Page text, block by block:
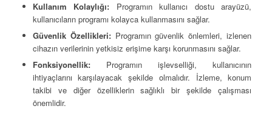
Kullanım Kolaylığı: Programın kullanıcı dostu arayüzü,
kullanıcıların programı kolayca kullanmasını sağlar.
Güvenlik Özellikleri:Programın güvenlik önlemleri, izlenen
cihazın verilerinin yetkisiz erişime karşı korunmasını sağlar.
Fonksiyonellik:Programın işlevselliği, kullanıcının
ihtiyaçlarını karşılayacak şekilde olmalıdır. İzleme, konum
takibi ve diğer özelliklerin sağlıklı bir şekilde çalışması
önemlidir.